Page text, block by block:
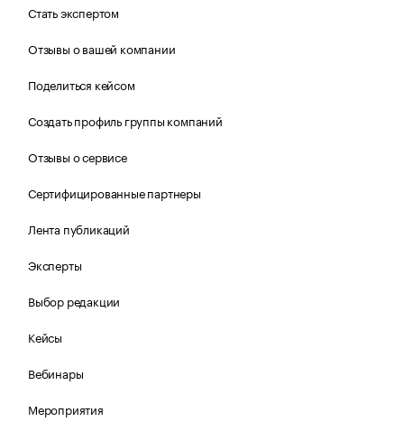
Стать экспертом
Отзывы о вашей компании
Поделиться кейсом
Создать профиль группы компаний
Отзывы о сервисе
Сертифицированные партнеры
Лента публикаций
Эксперты
Выбор редакции
Кейсы
Вебинары
Мероприятия